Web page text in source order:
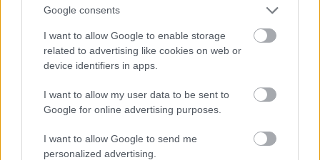
Google consents
I want to allow Google to enable storage
related to advertising like cookies on web or
device identifiers in apps.
I want to allow my user data to be sent to
Google for online advertising purposes.
I want to allow Google to send me
personalized advertising.
Fotó: Mike Hewitt / Getty Images Hungary
Jön még kép!